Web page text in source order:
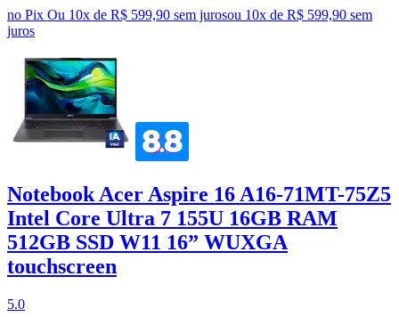
no Pix Ou 10x de R$ 599,90 sem jurosou 10x de R$ 599,90 sem
juros
Notebook Acer Aspire 16 A16-71MT-75Z5
Intel Core Ultra 7 155U 16GB RAM
512GB SSD W11 16” WUXGA
touchscreen
5.0